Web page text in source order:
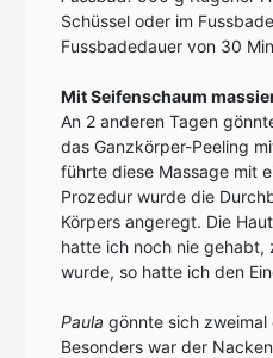
Schüssel oder im
Fussbadedauer von 30
Mit Seifenschaum
An 2 anderen Tagen
das Ganzkörper-Peeling
führte diese Massage mit
Prozedur wurde die
Körpers angeregt. Die
hatte ich noch nie gehabt,
wurde, so hatte ich den
Paula gönnte sich zweimal
Besonders war der